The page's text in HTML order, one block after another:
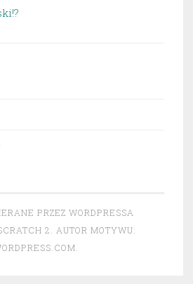
PRZEZ WORDPRESSA
2. AUTOR MOTYWU:
.